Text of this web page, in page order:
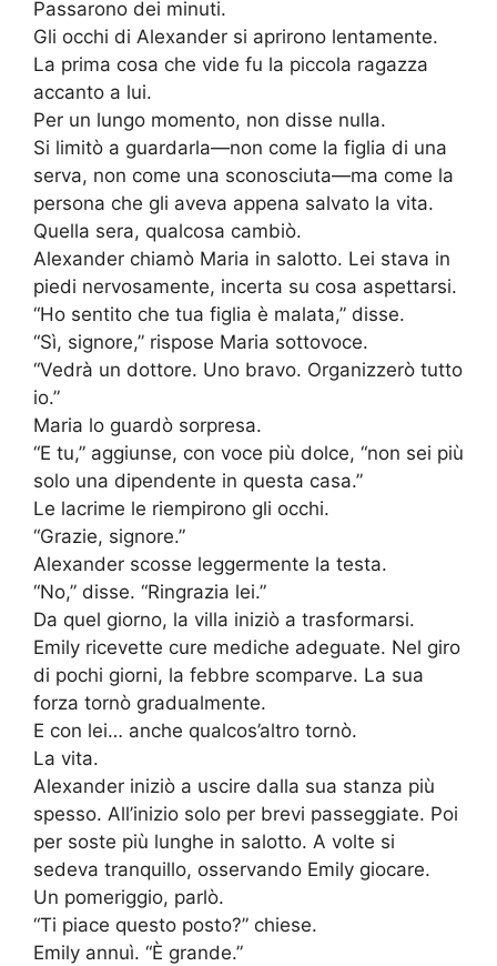
Passarono dei minuti.
Gli occhi di Alexander si aprirono lentamente.
La prima cosa che vide fu la piccola ragazza
accanto a lui.
Per un lungo momento, non disse nulla.
Si limitò a guardarla—non come la figlia di una
serva, non come una sconosciuta—ma come la
persona che gli aveva appena salvato la vita.
Quella sera, qualcosa cambiò.
Alexander chiamò Maria in salotto. Lei stava in
piedi nervosamente, incerta su cosa aspettarsi.
“Ho sentito che tua figlia è malata,” disse.
“Sì, signore,” rispose Maria sottovoce.
“Vedrà un dottore. Uno bravo. Organizzerò tutto
io.”
Maria lo guardò sorpresa.
“E tu,” aggiunse, con voce più dolce, “non sei più
solo una dipendente in questa casa.”
Le lacrime le riempirono gli occhi.
“Grazie, signore.”
Alexander scosse leggermente la testa.
“No,” disse. “Ringrazia lei.”
Da quel giorno, la villa iniziò a trasformarsi.
Emily ricevette cure mediche adeguate. Nel giro
di pochi giorni, la febbre scomparve. La sua
forza tornò gradualmente.
E con lei… anche qualcos’altro tornò.
La vita.
Alexander iniziò a uscire dalla sua stanza più
spesso. All’inizio solo per brevi passeggiate. Poi
per soste più lunghe in salotto. A volte si
sedeva tranquillo, osservando Emily giocare.
Un pomeriggio, parlò.
“Ti piace questo posto?” chiese.
Emily annuì. “È grande.”